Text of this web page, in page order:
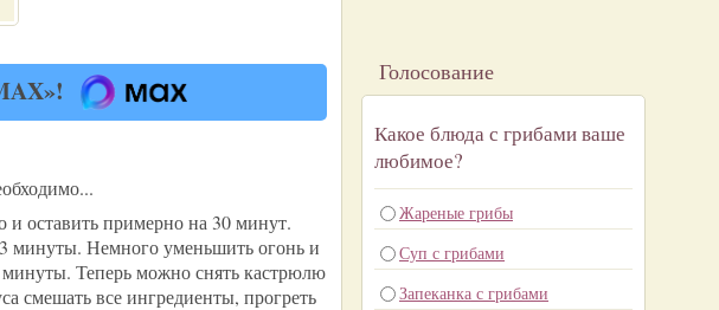
и оставить примерно на 30 минут.
минуты. Немного уменьшить огонь и
Теперь можно снять кастрюлю
смешать все ингредиенты, прогреть
Голосование
Какое блюда с грибами ваше
любимое?
Жареные грибы
Суп с грибами
Запеканка с грибами